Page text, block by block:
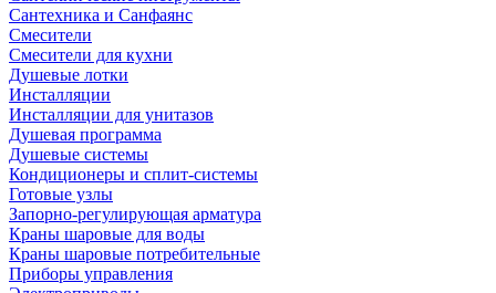
Сантехника и Санфаянс
Смесители
Смесители для кухни
Душевые лотки
Инсталляции
Инсталляции для унитазов
Душевая программа
Душевые системы
Кондиционеры и сплит-системы
Готовые узлы
Запорно-регулирующая арматура
Краны шаровые для воды
Краны шаровые потребительные
Приборы управления